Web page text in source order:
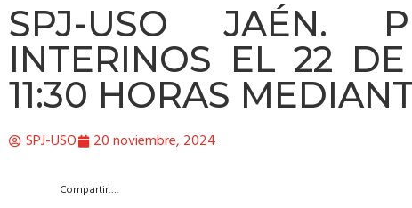
SPJ-USO JAÉN.
INTERINOS EL 22
11:30 HORAS
SPJ-USO 20 noviembre, 2024
Compartir….